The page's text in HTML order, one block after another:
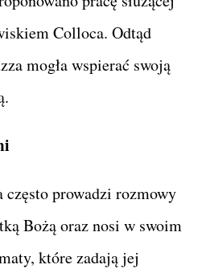
Colloca. Odtąd
mogła wspierać swoją
prowadzi rozmowy
Bożą oraz nosi w swoim
które zadają jej